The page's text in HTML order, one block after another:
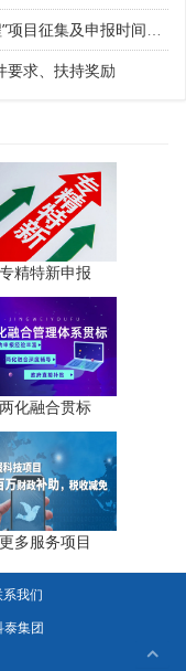
融机构加大对小微
出首贷贴息、续贷免
产权质押、订单质
家创业投资引导基
设立京津冀、长三
亿元，目标形成万
金模式，撬动社会资
、新能源、高端装备
业给予股权投资支
业研发费用
220%摊销。集成电
除。高新技术企业
业年应纳税所得额
破除市场壁垒，让本
时间、条件要求、资助奖励
要求、扶持奖励
专精特新申报
两化融合贯标
更多服务项目
系我们
泰集团